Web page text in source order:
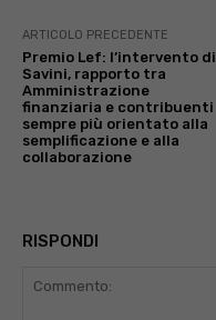
ARTICOLO PRECEDENTE
Premio Lef: l’intervento di
Savini, rapporto tra
Amministrazione
finanziaria e contribuenti
sempre più orientato alla
semplificazione e alla
collaborazione
RISPONDI